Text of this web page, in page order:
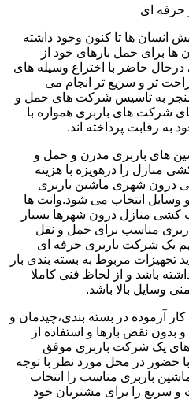
حرفه ای
انسان ها تا کنون وجود داشته
برای حمل بارهای خود از
درحال حاضر با اختراع وسیله های
تر و سریع تر انجام می
منجر به تاسیس شرکت های حمل و
شرکت های باربری همواره با
به رقابت پرداخته اند.
های باربری مدرن و حمل و
منازل را درهویزه با هزینه
درون شهری ماشین باربری
وسایل انتخاب می شود.وانت ها
کشی منازل درون شهرها بسیار
مناسب برای حمل و نقل
یک شرکت باربری حرفه ای
تجهیزات مربوط به بسته بندی بار
باشد و از لحاظ فنی کاملا
وسایل بالا باشد.
آزموده در بسته بندی،چیدمان و
بدون نقص بارها و استفاده از
های یک شرکت باربری موفق
حضور در محل مورد نظر با توجه
باربری مناسب را انتخاب
و سریع را برای مشتریان خود